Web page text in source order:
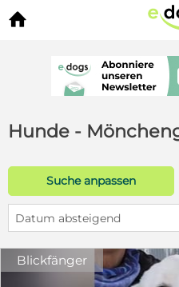

Hunde -
Suche anpassen
Datum absteigend
Blickfänger